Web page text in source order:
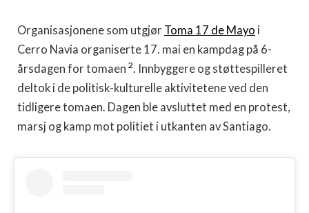
Organisasjonene som utgjør Toma 17 de Mayo i
Cerro Navia organiserte 17. mai en kampdag på 6-
årsdagen for tomaen 2. Innbyggere og støttespilleret
deltok i de politisk-kulturelle aktivitetene ved den
tidligere tomaen. Dagen ble avsluttet med en protest,
marsj og kamp mot politiet i utkanten av Santiago.